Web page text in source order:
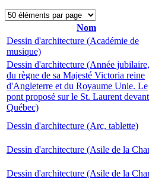
Nom
Dessin d'architecture (Académie de
musique)
Dessin d'architecture (Année
du règne de sa Majesté Victoria reine
d'Angleterre et du Royaume Unie. Le
pont proposé sur le St. Laurent devant
Québec)
Dessin d'architecture (Arc, tablette)
Dessin d'architecture (Asile de la
Dessin d'architecture (Asile de la